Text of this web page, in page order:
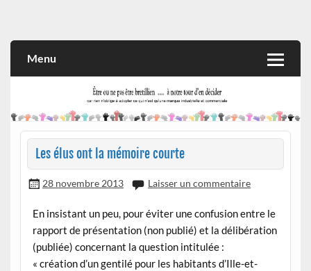
et commerciale
Menu
Les élus ont la mémoire courte
28 novembre 2013 Laisser un commentaire
En insistant un peu, pour éviter une confusion entre le
rapport de présentation (non publié) et la délibération
(publiée) concernant la question intitulée :
« création d’un gentilé pour les habitants d’Ille-et-